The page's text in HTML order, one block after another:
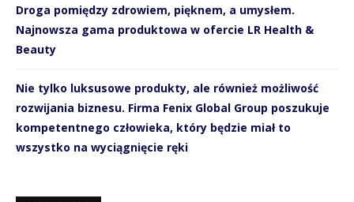
Droga pomiędzy zdrowiem, pięknem, a umysłem.
Najnowsza gama produktowa w ofercie LR Health &
Beauty
Nie tylko luksusowe produkty, ale również możliwość
rozwijania biznesu. Firma Fenix Global Group poszukuje
kompetentnego człowieka, który będzie miał to
wszystko na wyciągnięcie ręki